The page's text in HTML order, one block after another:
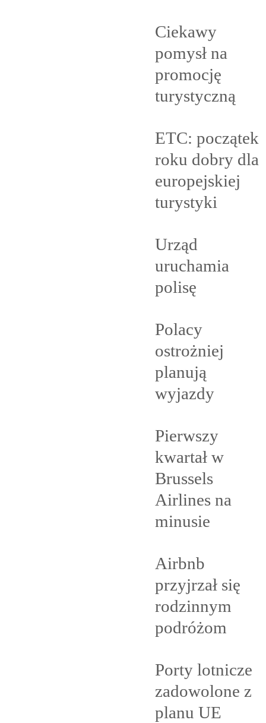
Ciekawy
pomysł na
promocję
turystyczną
ETC: początek
roku dobry dla
europejskiej
turystyki
Urząd
uruchamia
polisę
Polacy
ostrożniej
planują
wyjazdy
Pierwszy
kwartał w
Brussels
Airlines na
minusie
Airbnb
przyjrzał się
rodzinnym
podróżom
Porty lotnicze
zadowolone z
planu UE